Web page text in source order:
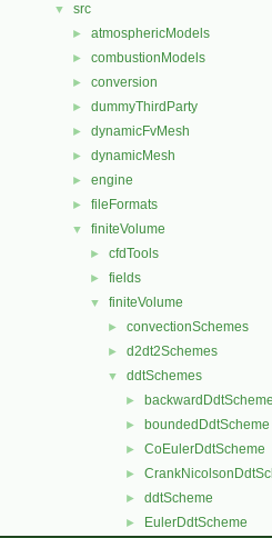
▼ src
► atmosphericModels
► combustionModels
► conversion
► dummyThirdParty
► dynamicFvMesh
► dynamicMesh
► engine
► fileFormats
▼ finiteVolume
► cfdTools
► fields
▼ finiteVolume
► convectionSchemes
► d2dt2Schemes
▼ ddtSchemes
► backwardDdtScheme
► boundedDdtScheme
► CoEulerDdtScheme
►
► ddtScheme
► EulerDdtScheme